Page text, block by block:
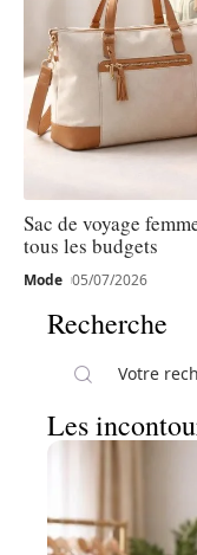
Sac de voyage
tous les budgets
Mode 05/07/2026
Recherche
Les